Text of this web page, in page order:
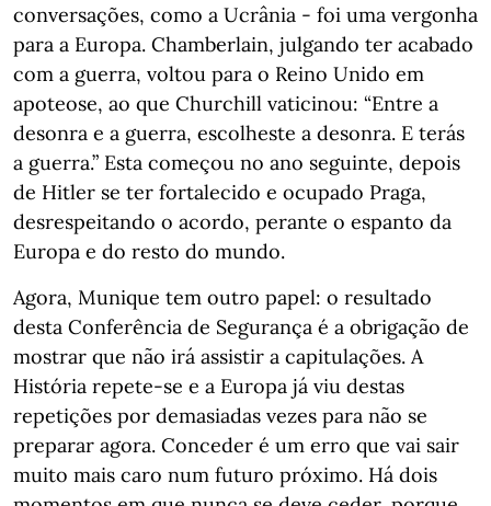
conversações, como a Ucrânia - foi uma vergonha
para a Europa. Chamberlain, julgando ter acabado
com a guerra, voltou para o Reino Unido em
apoteose, ao que Churchill vaticinou: “Entre a
desonra e a guerra, escolheste a desonra. E terás
a guerra.” Esta começou no ano seguinte, depois
de Hitler se ter fortalecido e ocupado Praga,
desrespeitando o acordo, perante o espanto da
Europa e do resto do mundo.
Agora, Munique tem outro papel: o resultado
desta Conferência de Segurança é a obrigação de
mostrar que não irá assistir a capitulações. A
História repete-se e a Europa já viu destas
repetições por demasiadas vezes para não se
preparar agora. Conceder é um erro que vai sair
muito mais caro num futuro próximo. Há dois